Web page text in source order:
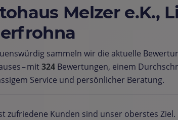
Melzer e.K.,
sammeln wir die aktuelle
– mit324 Bewertungen, einem
Service und persönlicher Beratung.
zufriedene Kunden sind unser oberstes